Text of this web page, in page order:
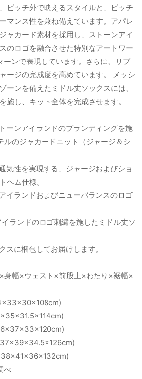
ピッチ外で映えるスタイルと、ピッチ
マンス性を兼ね備えています。アパレ
ャカード素材を採用し、ストーンアイ
のロゴを融合させた特別なアートワー
ーンで表現しています。さらに、リブ
ージの完成度を高めています。 メッシ
ーンを備えたミドル丈ソックスには、
施し、キット全体を完成させます。
ーンアイランドのブランディングを施
ルのジャカードニット（ジャージ＆シ
気性を実現する、ジャージおよびショ
ヘム仕様。
イランドおよびニューバランスのロゴ
ランドのロゴ刺繍を施したミドル丈ソ
に梱包してお届けします。
身幅×ウェスト×前股上×わたり×裾幅×
べ